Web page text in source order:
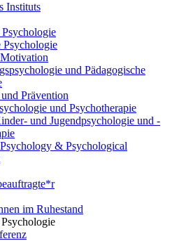
Instituts
und Pädagogische
Prävention
und Psychotherapie
und Jugendpsychologie und -
& Psychological
im Ruhestand